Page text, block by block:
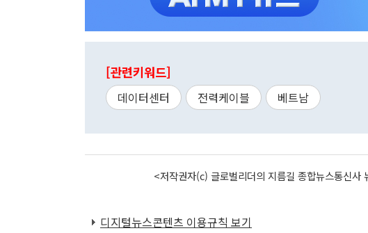
[관련키워드]
데이터센터 전력케이블 베트남
<저작권자(c) 글로벌리더의 지름길 종합뉴스통신
디지털뉴스콘텐츠 이용규칙 보기